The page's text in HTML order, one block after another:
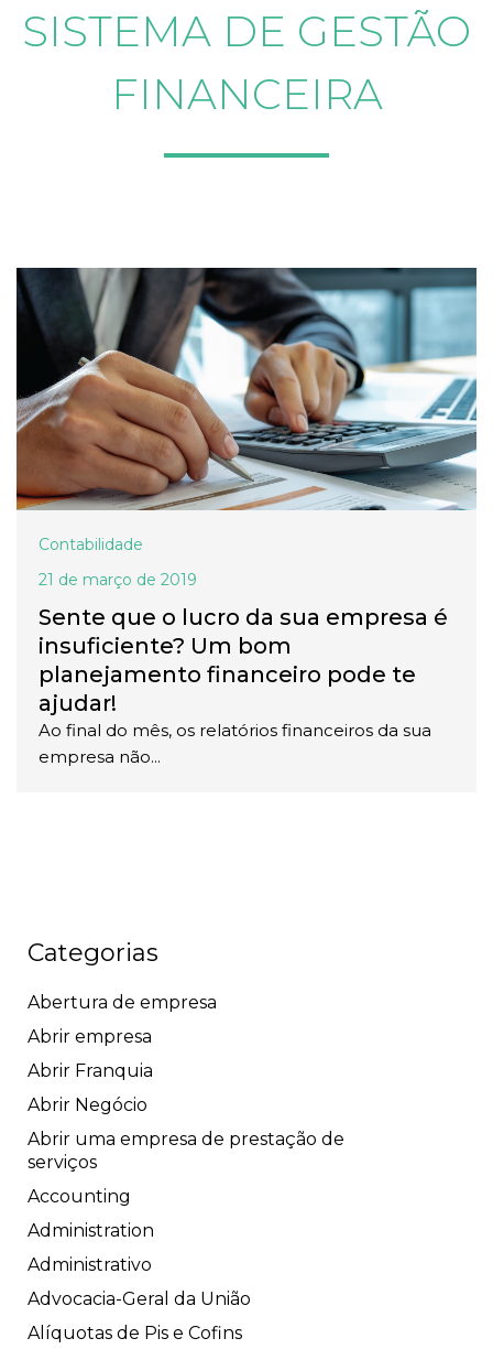
SISTEMA DE GESTÃO
FINANCEIRA
Contabilidade
21 de março de 2019
Sente que o lucro da sua empresa é
insuficiente? Um bom
planejamento financeiro pode te
ajudar!
Ao final do mês, os relatórios financeiros da sua
empresa não...
Categorias
Abertura de empresa
Abrir empresa
Abrir Franquia
Abrir Negócio
Abrir uma empresa de prestação de
serviços
Accounting
Administration
Administrativo
Advocacia-Geral da União
Alíquotas de Pis e Cofins